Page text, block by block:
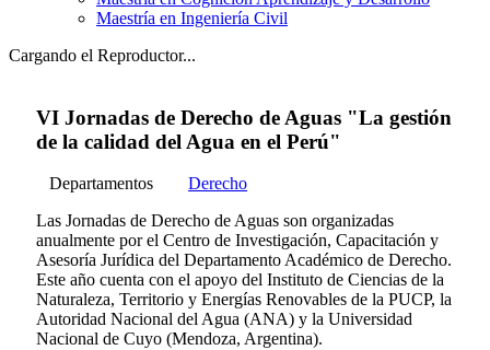
Maestría en Ingeniería Civil
Cargando el Reproductor...
VI Jornadas de Derecho de Aguas "La gestión
de la calidad del Agua en el Perú"
Departamentos
Derecho
Las Jornadas de Derecho de Aguas son organizadas
anualmente por el Centro de Investigación, Capacitación y
Asesoría Jurídica del Departamento Académico de Derecho.
Este año cuenta con el apoyo del Instituto de Ciencias de la
Naturaleza, Territorio y Energías Renovables de la PUCP, la
Autoridad Nacional del Agua (ANA) y la Universidad
Nacional de Cuyo (Mendoza, Argentina).